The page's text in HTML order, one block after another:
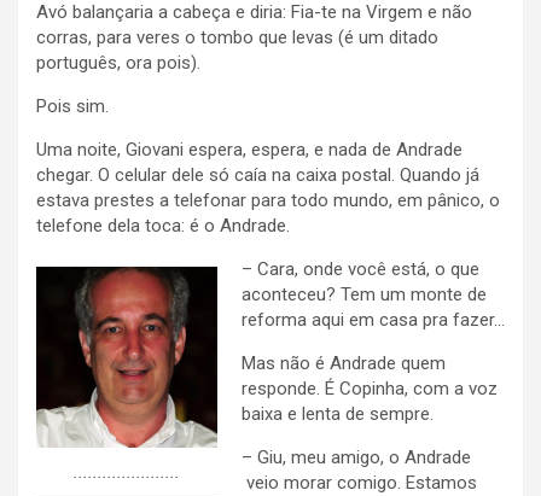
Avó balançaria a cabeça e diria: Fia-te na Virgem e não
corras, para veres o tombo que levas (é um ditado
português, ora pois).
Pois sim.
Uma noite, Giovani espera, espera, e nada de Andrade
chegar. O celular dele só caía na caixa postal. Quando já
estava prestes a telefonar para todo mundo, em pânico, o
telefone dela toca: é o Andrade.
......................
– Cara, onde você está, o que
aconteceu? Tem um monte de
reforma aqui em casa pra fazer…
Mas não é Andrade quem
responde. É Copinha, com a voz
baixa e lenta de sempre.
– Giu, meu amigo, o Andrade
veio morar comigo. Estamos